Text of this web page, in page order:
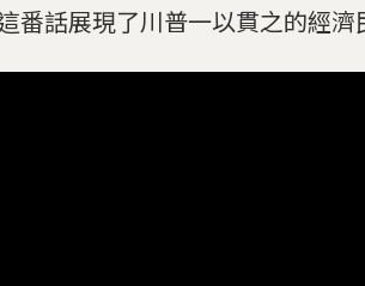
番話展現了川普一以貫之的經濟